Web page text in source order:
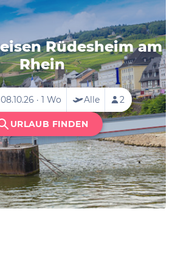
Rüdesheim am
Rhein